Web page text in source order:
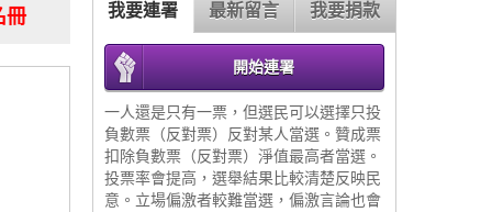
冊 我要連署 最新留言 我要捐款
開始連署
一人還是只有一票，但選民可以選擇只投
負數票（反對票）反對某人當選。贊成票
扣除負數票（反對票）淨值最高者當選。
投票率會提高，選舉結果比較清楚反映民
意。立場偏激者較難當選，偏激言論也會